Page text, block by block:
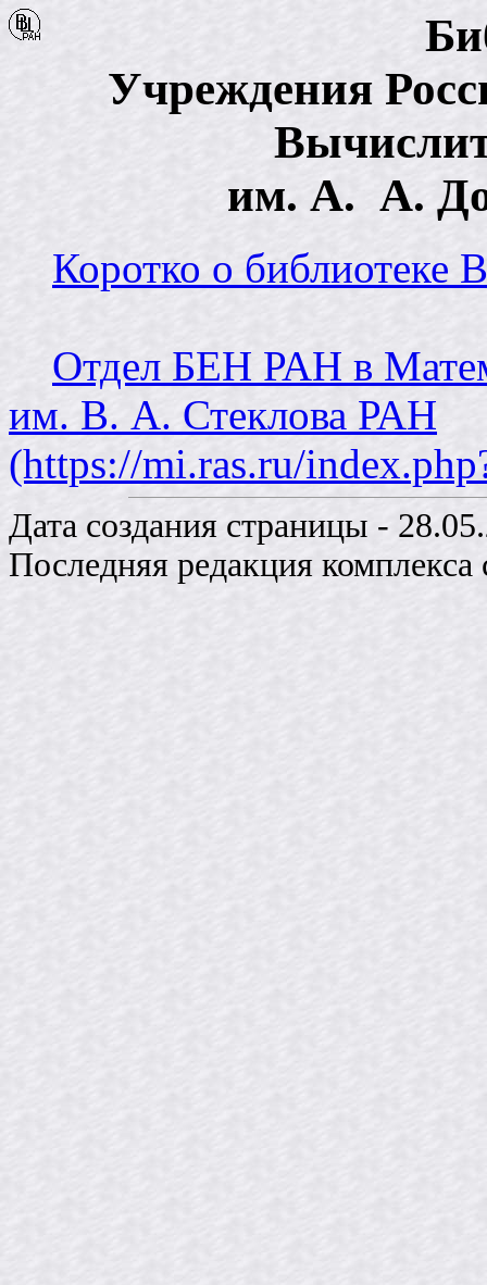
Учреждения
им. А. А.
Коротко о библиотеке
Отдел БЕН РАН в
им. В. А. Стеклова РАН
(https://mi.ras.ru/
Дата создания страницы -
Последняя редакция